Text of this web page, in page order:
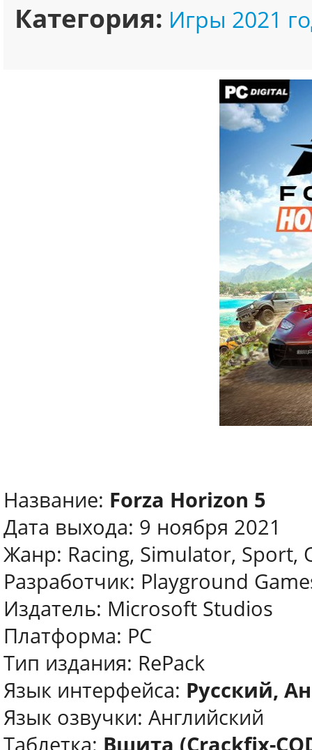
Категория: Игры 2021
Название: Forza Horizon 5
Дата выхода: 9 ноября 2021
Жанр: Racing, Simulator, Sport,
Разработчик: Playground
Издатель: Microsoft Studios
Платформа: PC
Тип издания: RePack
Язык интерфейса: Русский,
Язык озвучки: Английский
Таблетка: Вшита (Crackfix-